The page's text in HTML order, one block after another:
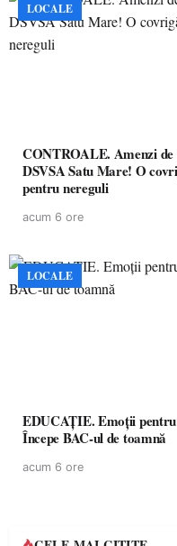
LOCALE
CONTROALE. Amenzi de
DSVSA Satu Mare! O
pentru nereguli
acum 6 ore
LOCALE
EDUCAȚIE. Emoții
Începe BAC-ul de toamnă
acum 6 ore